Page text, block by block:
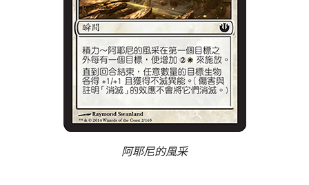
阿耶尼的風采